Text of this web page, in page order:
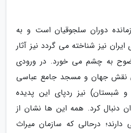
دوران سلجوقیان است و به
نیز شناخته می گردد نیز آثار
به چشم می خورد. در ورودی
نقش جهان و مسجد جامع عباسی
و شبستان) نیز ردپای این پدیده
دنبال کرد. همه این ها نشان از
دارند؛ درحالی که سازمان میراث